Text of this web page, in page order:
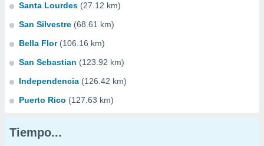
Santa Lourdes (27.12 km)
San Silvestre (68.61 km)
Bella Flor (106.16 km)
San Sebastian (123.92 km)
Independencia (126.42 km)
Puerto Rico (127.63 km)
Tiempo...